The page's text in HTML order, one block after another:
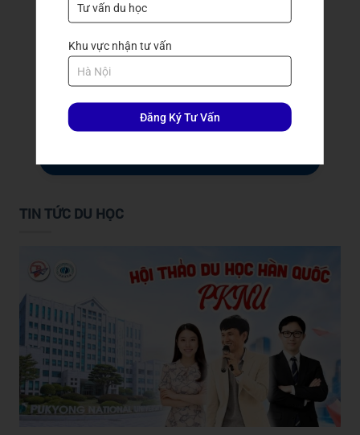
GỬI ĐẾN TRẦN QUANG
TIN TỨC DU HỌC
Khu vực nhận tư vấn
Đăng Ký Tư Vấn